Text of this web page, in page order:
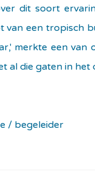
dit soort
van een tropisch
merkte een van
al die gaten in het
/ begeleider